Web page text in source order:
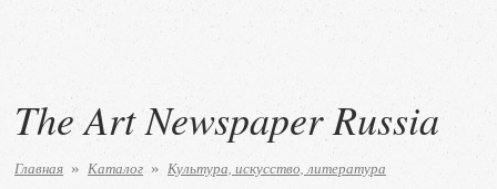
The Art Newspaper Russia
Главная » Каталог » Культура, искусство, литература